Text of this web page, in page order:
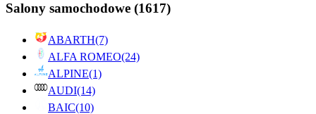
Salony samochodowe (1617)
ABARTH(7)
ALFA ROMEO(24)
ALPINE(1)
AUDI(14)
BAIC(10)